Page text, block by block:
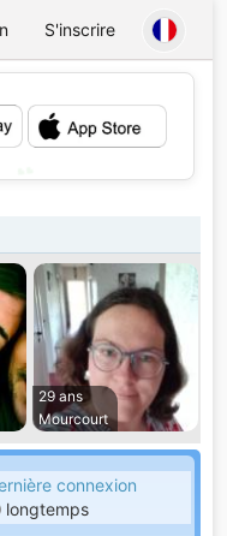
S'inscrire
29 ans
Mourcourt
connexion
longtemps